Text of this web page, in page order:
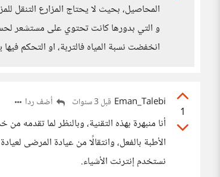
المحاصيل، بحيث لا يحتاج المزارع التنقل
و التي بدورها كانت تحتوي على مستشعر
انخفضت نسبة المياه فالتربة، او التحكم
1
Eman_Talebi قبل 3 سنوات أضف ردا
أنا منبهرة بهذه التقنية، وبالنظر لما
الأطبة بالفعل، وانتقالًا من عيادة المرضى
نستخدم إنترنت الأشياء.